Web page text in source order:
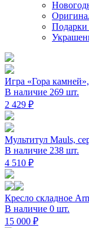
Подарки
Игра «Гора
В наличие 269 шт.
2 429 ₽
Мультитул Mauls,
В наличие 238 шт.
4 510 ₽
Кресло складное
В наличие 0 шт.
15 000 ₽